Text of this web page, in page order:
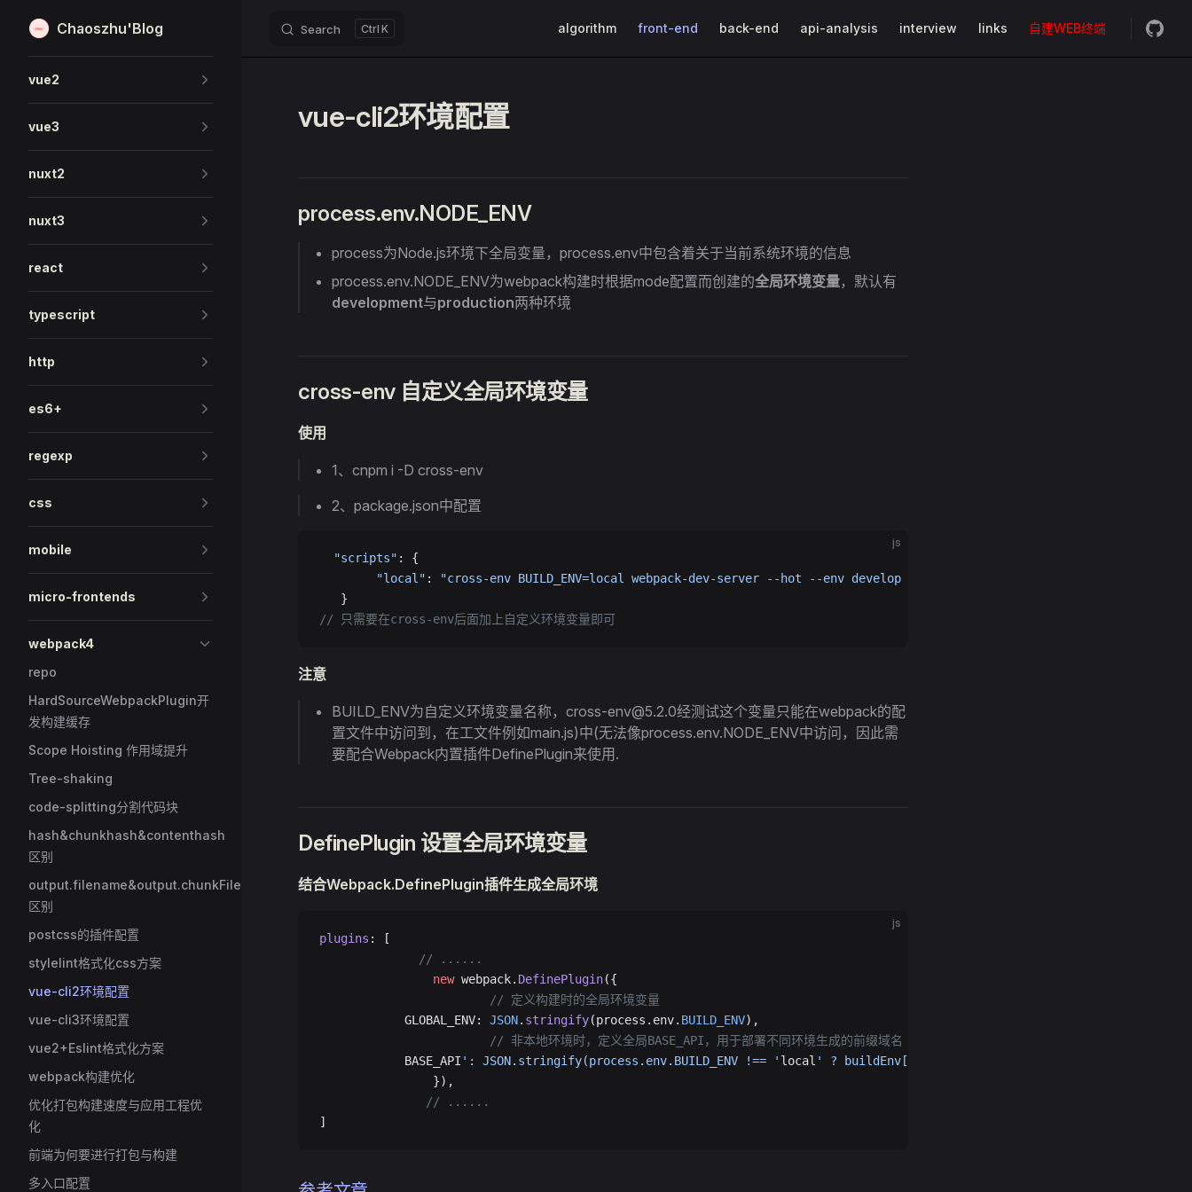
Skip to content
Chaoszhu'Blog Search K algorithm front-end back-end api-analysis interview links 自建WEB终端
vue2
vue3
nuxt2
nuxt3
react
typescript
http
es6+
regexp
css
mobile
micro-frontends
webpack4
repo
HardSourceWebpackPlugin开
发构建缓存
Scope Hoisting 作用域提升
Tree-shaking
code-splitting分割代码块
hash&chunkhash&contenthash
区别
output.filename&output.chunkFilename
区别
postcss的插件配置
stylelint格式化css方案
vue-cli2环境配置
vue-cli3环境配置
vue2+Eslint格式化方案
webpack构建优化
优化打包构建速度与应用工程优
化
前端为何要进行打包与构建
多入口配置
vue-cli2环境配置
process.env.NODE_ENV
process为Node.js环境下全局变量，process.env中包含着关于当前系统环境的信息
process.env.NODE_ENV为webpack构建时根据mode配置而创建的全局环境变量，默认有
development与production两种环境
cross-env 自定义全局环境变量
使用
1、cnpm i -D cross-env
2、package.json中配置
js
  "scripts"
: {
        "local"
:
"cross-env BUILD_ENV=local webpack-dev-server --hot --env develop --progress --profile --color --host
   }
// 只需要在cross-env后面加上自定义环境变量即可
注意
BUILD_ENV为自定义环境变量名称，cross-env@5.2.0经测试这个变量只能在webpack的配
置文件中访问到，在工文件例如main.js)中(无法像process.env.NODE_ENV中访问，因此需
要配合Webpack内置插件DefinePlugin来使用.
DefinePlugin 设置全局环境变量
结合Webpack.DefinePlugin插件生成全局环境
js
plugins : [
              // ......
                new
webpack. DefinePlugin({
                        // 定义构建时的全局环境变量
			GLOBAL_ENV:
JSON. stringify(process.env. BUILD_ENV),
                        // 非本地环境时，定义全局BASE_API，用于部署不同环境生成的前缀域名
			BASE_API
': JSON.stringify(process.env.BUILD_ENV !== ' local ' ? buildEnv[process.env.BUILD_ENV]: ''
                }),
               // ......
]